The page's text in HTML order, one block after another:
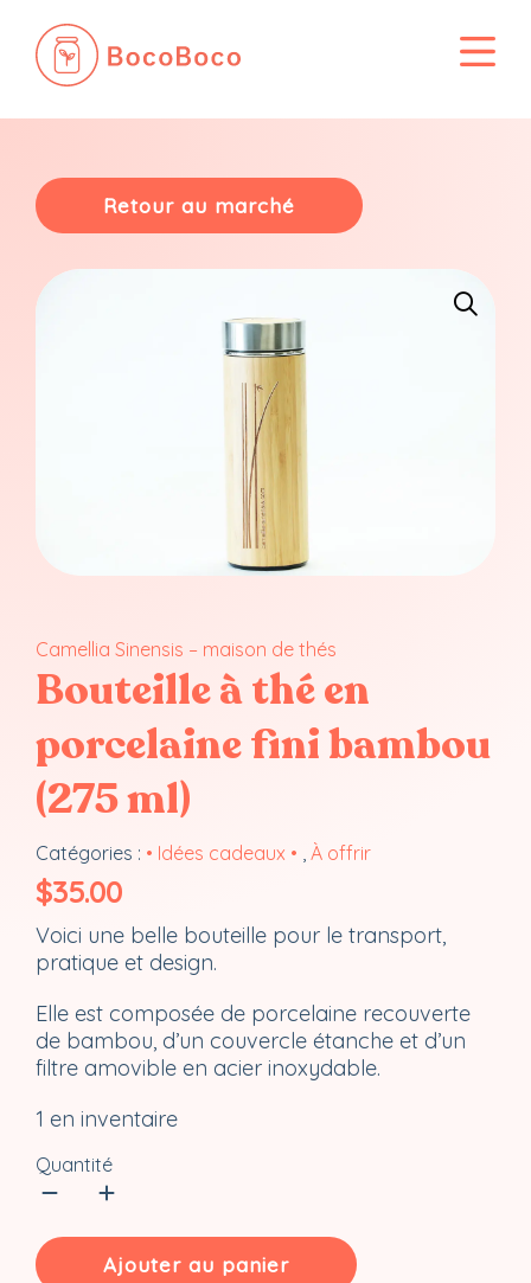
contenu
Retour au marché
Camellia Sinensis – maison de thés
Bouteille à thé en
porcelaine fini bambou
(275 ml)
Catégories : • Idées cadeaux • À offrir
$35.00
Voici une belle bouteille pour le transport,
pratique et design.
Elle est composée de porcelaine recouverte
de bambou, d’un couvercle étanche et d’un
filtre amovible en acier inoxydable.
1 en inventaire
Quantité
de
Bouteille
Ajouter au panier